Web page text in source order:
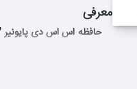
معرفی
حافظه اس اس دی پایونیر SSD Pioneer APS-SL3 ظرفیت 120 گیگابایت